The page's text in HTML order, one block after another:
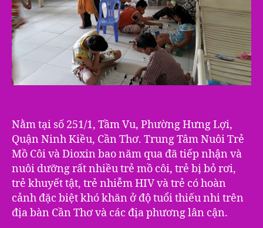
Nằm tại số 251/1, Tầm Vu, Phường Hưng Lợi,
Quận Ninh Kiều, Cần Thơ. Trung Tâm Nuôi Trẻ
Mồ Côi và Dioxin bao năm qua đã tiếp nhận và
nuôi dưỡng rất nhiều trẻ mồ côi, trẻ bị bỏ rơi,
trẻ khuyết tật, trẻ nhiễm HIV và trẻ có hoàn
cảnh đặc biệt khó khăn ở độ tuổi thiếu nhi trên
địa bàn Cần Thơ và các địa phương lân cận.